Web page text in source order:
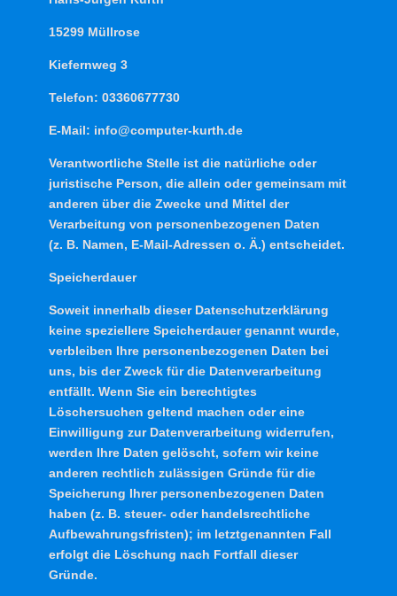
15299 Müllrose
Kiefernweg 3
Telefon: 03360677730
E-Mail: info@computer-kurth.de
Verantwortliche Stelle ist die natürliche oder
juristische Person, die allein oder gemeinsam mit
anderen über die Zwecke und Mittel der
Verarbeitung von personenbezogenen Daten
(z. B. Namen, E-Mail-Adressen o. Ä.) entscheidet.
Speicherdauer
Soweit innerhalb dieser Datenschutzerklärung
keine speziellere Speicherdauer genannt wurde,
verbleiben Ihre personenbezogenen Daten bei
uns, bis der Zweck für die Datenverarbeitung
entfällt. Wenn Sie ein berechtigtes
Löschersuchen geltend machen oder eine
Einwilligung zur Datenverarbeitung widerrufen,
werden Ihre Daten gelöscht, sofern wir keine
anderen rechtlich zulässigen Gründe für die
Speicherung Ihrer personenbezogenen Daten
haben (z. B. steuer- oder handelsrechtliche
Aufbewahrungsfristen); im letztgenannten Fall
erfolgt die Löschung nach Fortfall dieser
Gründe.